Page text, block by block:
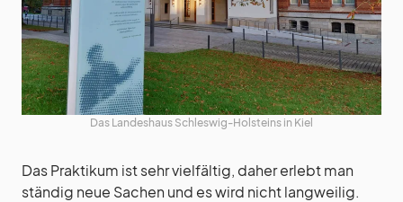
Das Landeshaus Schleswig-Holsteins in Kiel
Das Praktikum ist sehr vielfältig, daher erlebt man
ständig neue Sachen und es wird nicht langweilig.